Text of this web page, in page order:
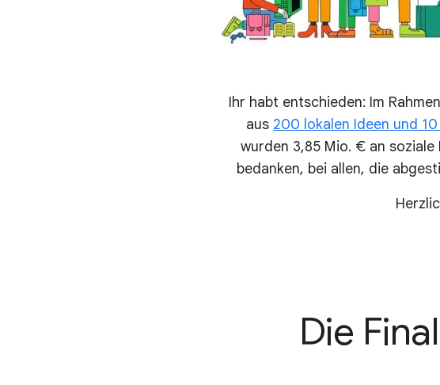
Ihr habt entschieden: Im
aus 200 lokalen Ideen und
wurden 3,85 Mio. € an
bedanken, bei allen, die
Die